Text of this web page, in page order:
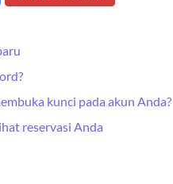
kunci pada akun Anda?
reservasi Anda